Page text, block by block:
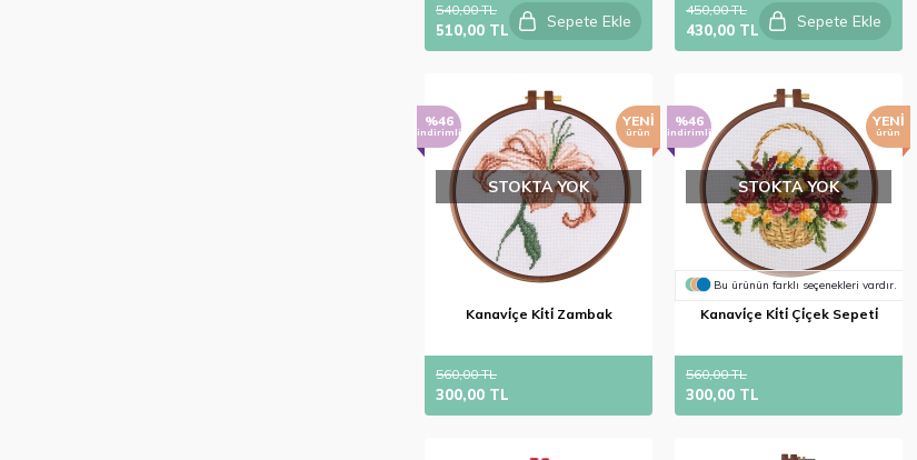
540,00 TL
510,00 TL Sepete Ekle
450,00 TL
430,00 TL Sepete Ekle
%46
indirimli
YENI
ürün
STOKTA YOK
Kanavi̇çe Ki̇ti̇ Zambak
560,00 TL
300,00 TL
%46
indirimli
YENI
ürün
STOKTA YOK
Bu ürünün farklı seçenekleri vardır.
Kanavi̇çe Ki̇ti̇ Çi̇çek Sepeti̇
560,00 TL
300,00 TL